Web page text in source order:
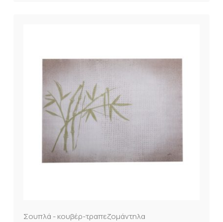
Σουπλά - κουβέρ-τραπεζομάντηλα